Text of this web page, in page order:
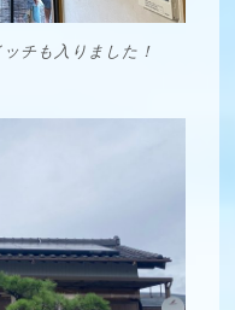
チも入りました！